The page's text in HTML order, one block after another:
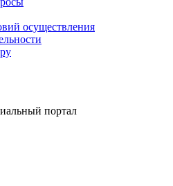
осуществления
портал